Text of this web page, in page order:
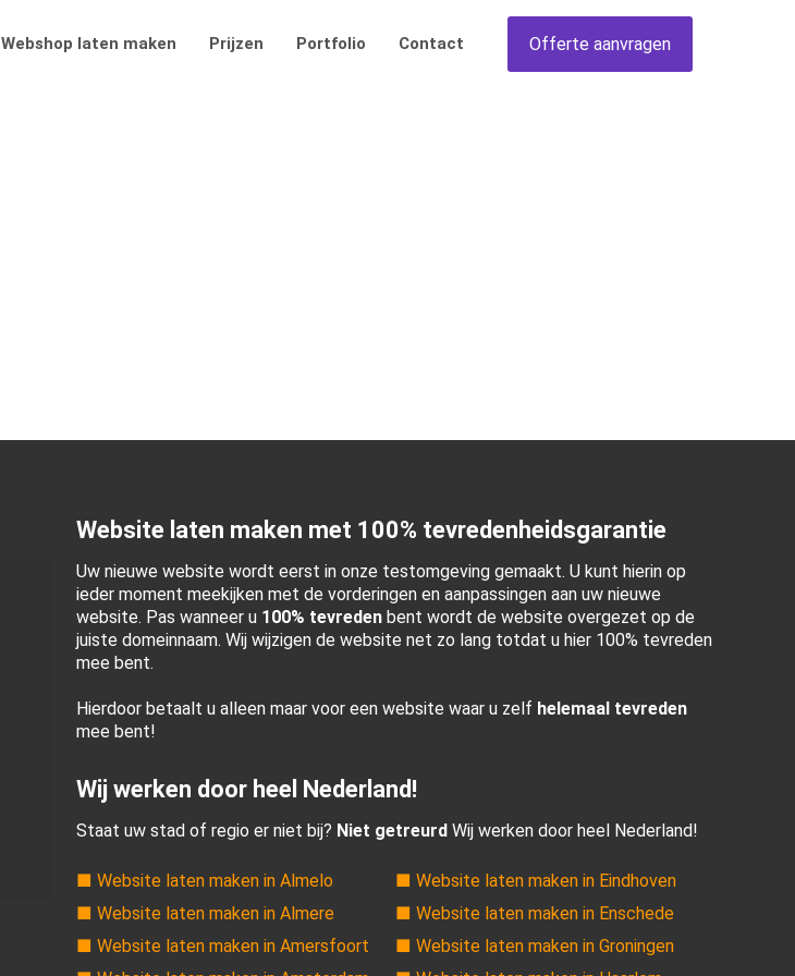
Webshop laten maken Prijzen Portfolio Contact Offerte aanvragen
Website laten maken met 100% tevredenheidsgarantie
Uw nieuwe website wordt eerst in onze testomgeving gemaakt. U kunt hierin op
ieder moment meekijken met de vorderingen en aanpassingen aan uw nieuwe
website. Pas wanneer u 100% tevreden bent wordt de website overgezet op de
juiste domeinnaam. Wij wijzigen de website net zo lang totdat u hier 100% tevreden
mee bent.
Hierdoor betaalt u alleen maar voor een website waar u zelf helemaal tevreden
mee bent!
Wij werken door heel Nederland!
Staat uw stad of regio er niet bij? Niet getreurd Wij werken door heel Nederland!
■ Website laten maken in Almelo
■ Website laten maken in Almere
■ Website laten maken in Amersfoort
■ Website laten maken in Eindhoven
■ Website laten maken in Enschede
■ Website laten maken in Groningen